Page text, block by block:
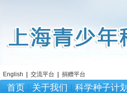
English 交流平台 捐赠平台
首页 关于我们 科学种子计划